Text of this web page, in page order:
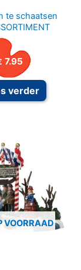
te schaatsen
7.95
verder
VOORRAAD